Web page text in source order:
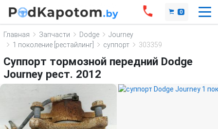
0
Главная Запчасти Dodge
Journey
1 поколение [рестайлинг]
суппорт 303359
Суппорт тормозной передний Dodge
Journey рест. 2012